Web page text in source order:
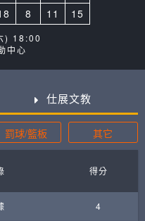
8 11 15
) 18:00
中心
仕展文教
罰球/籃板 其它
得分
4